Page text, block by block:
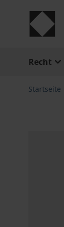
Recht
Startseite